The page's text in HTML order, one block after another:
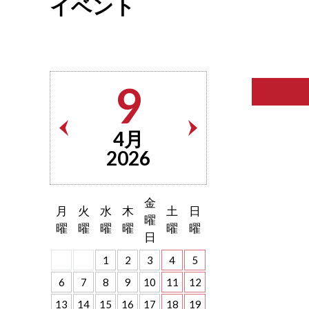
イベント
9
4月
2026
月
曜
火
曜
水
曜
木
曜
金
曜
日
土
曜
日
曜
1 2 3 4
5
6
7 8 9 10 11
12
13
14 15 16 17 18
19